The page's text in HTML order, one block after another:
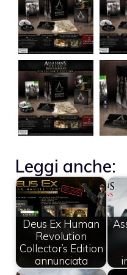
Leggi anche:
Deus Ex Human
Revolution
Collector’s Edition
annunciata